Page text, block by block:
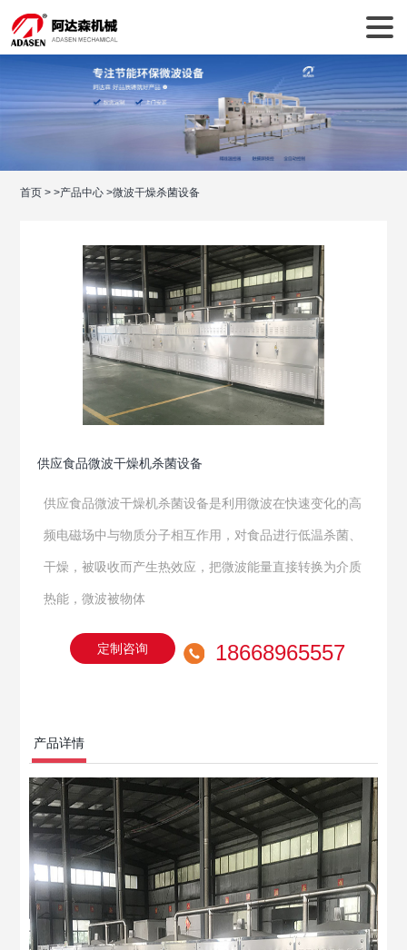
首页 >>产品中心 >微波干燥杀菌设备
供应食品微波干燥机杀菌设备
供应食品微波干燥机杀菌设备是利用微波在快速变化的高
频电磁场中与物质分子相互作用，对食品进行低温杀菌、
干燥，被吸收而产生热效应，把微波能量直接转换为介质
热能，微波被物体
定制咨询 18668965557
产品详情